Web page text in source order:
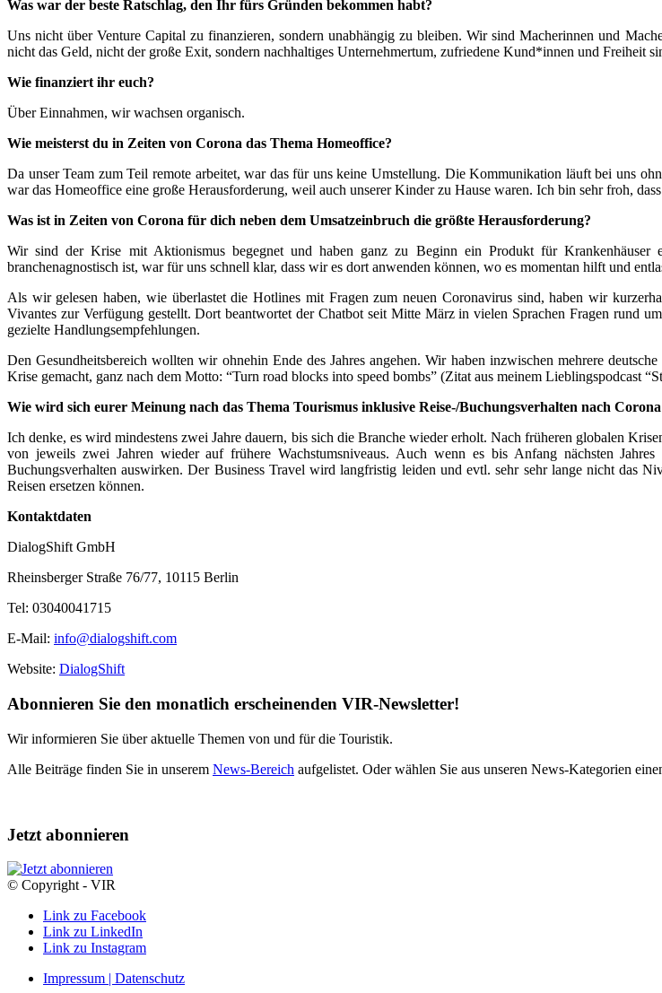
Was war der beste Ratschlag, den Ihr fürs Gründen bekommen habt?
Uns nicht über Venture Capital zu finanzieren, sondern unabhängig zu bleiben. Wir sind Macherinnen und
nicht das Geld, nicht der große Exit, sondern nachhaltiges Unternehmertum, zufriedene Kund*innen und Freiheit
Wie finanziert ihr euch?
Über Einnahmen, wir wachsen organisch.
Wie meisterst du in Zeiten von Corona das Thema Homeoffice?
Da unser Team zum Teil remote arbeitet, war das für uns keine Umstellung. Die Kommunikation läuft bei uns
war das Homeoffice eine große Herausforderung, weil auch unserer Kinder zu Hause waren. Ich bin sehr froh,
Was ist in Zeiten von Corona für dich neben dem Umsatzeinbruch die größte Herausforderung?
Wir sind der Krise mit Aktionismus begegnet und haben ganz zu Beginn ein Produkt für
branchenagnostisch ist, war für uns schnell klar, dass wir es dort anwenden können, wo es momentan hilft und
Als wir gelesen haben, wie überlastet die Hotlines mit Fragen zum neuen Coronavirus sind, haben wir
Vivantes zur Verfügung gestellt. Dort beantwortet der Chatbot seit Mitte März in vielen Sprachen Fragen rund
gezielte Handlungsempfehlungen.
Den Gesundheitsbereich wollten wir ohnehin Ende des Jahres angehen. Wir haben inzwischen mehrere
Krise gemacht, ganz nach dem Motto: “Turn road blocks into speed bombs” (Zitat aus meinem Lieblingspodcast
Wie wird sich eurer Meinung nach das Thema Tourismus inklusive Reise-/Buchungsverhalten nach
Ich denke, es wird mindestens zwei Jahre dauern, bis sich die Branche wieder erholt. Nach früheren globalen
von jeweils zwei Jahren wieder auf frühere Wachstumsniveaus. Auch wenn es bis Anfang nächsten
Buchungsverhalten auswirken. Der Business Travel wird langfristig leiden und evtl. sehr sehr lange nicht das
Reisen ersetzen können.
Kontaktdaten
DialogShift GmbH
Rheinsberger Straße 76/77, 10115 Berlin
Tel: 03040041715
E-Mail: info@dialogshift.com
Website: DialogShift
Abonnieren Sie den monatlich erscheinenden VIR-Newsletter!
Wir informieren Sie über aktuelle Themen von und für die Touristik.
Alle Beiträge finden Sie in unserem News-Bereich aufgelistet. Oder wählen Sie aus unseren News-Kategorien
Jetzt abonnieren
© Copyright - VIR
Link zu Facebook
Link zu LinkedIn
Link zu Instagram
Impressum | Datenschutz